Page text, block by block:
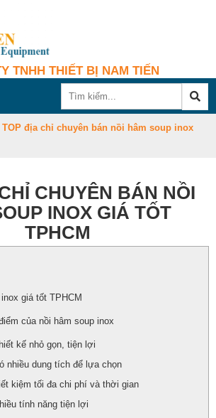
TNHH THIẾT BỊ NAM TIẾN
TOP địa chỉ chuyên bán nồi hâm soup inox
CHUYÊN BÁN NỒI
INOX GIÁ TỐT
TPHCM
giá tốt TPHCM
của nồi hâm soup inox
kế nhỏ gọn, tiện lợi
nhiều dung tích để lựa chọn
kiệm tối đa chi phí và thời gian
tính năng tiện lợi